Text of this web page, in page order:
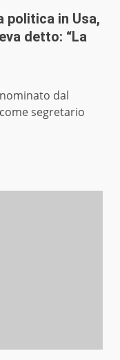
politica in Usa,
detto: “La
dal
segretario